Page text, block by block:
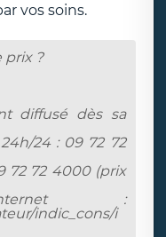
vos soins.
prix ?
diffusé dès sa
24 : 09 72 72
72 72 4000 (prix
:
indic_cons/i